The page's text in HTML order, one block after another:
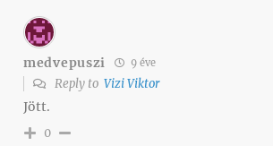
medvepuszi 9 éve
Reply to Vizi Viktor
Jött.
0